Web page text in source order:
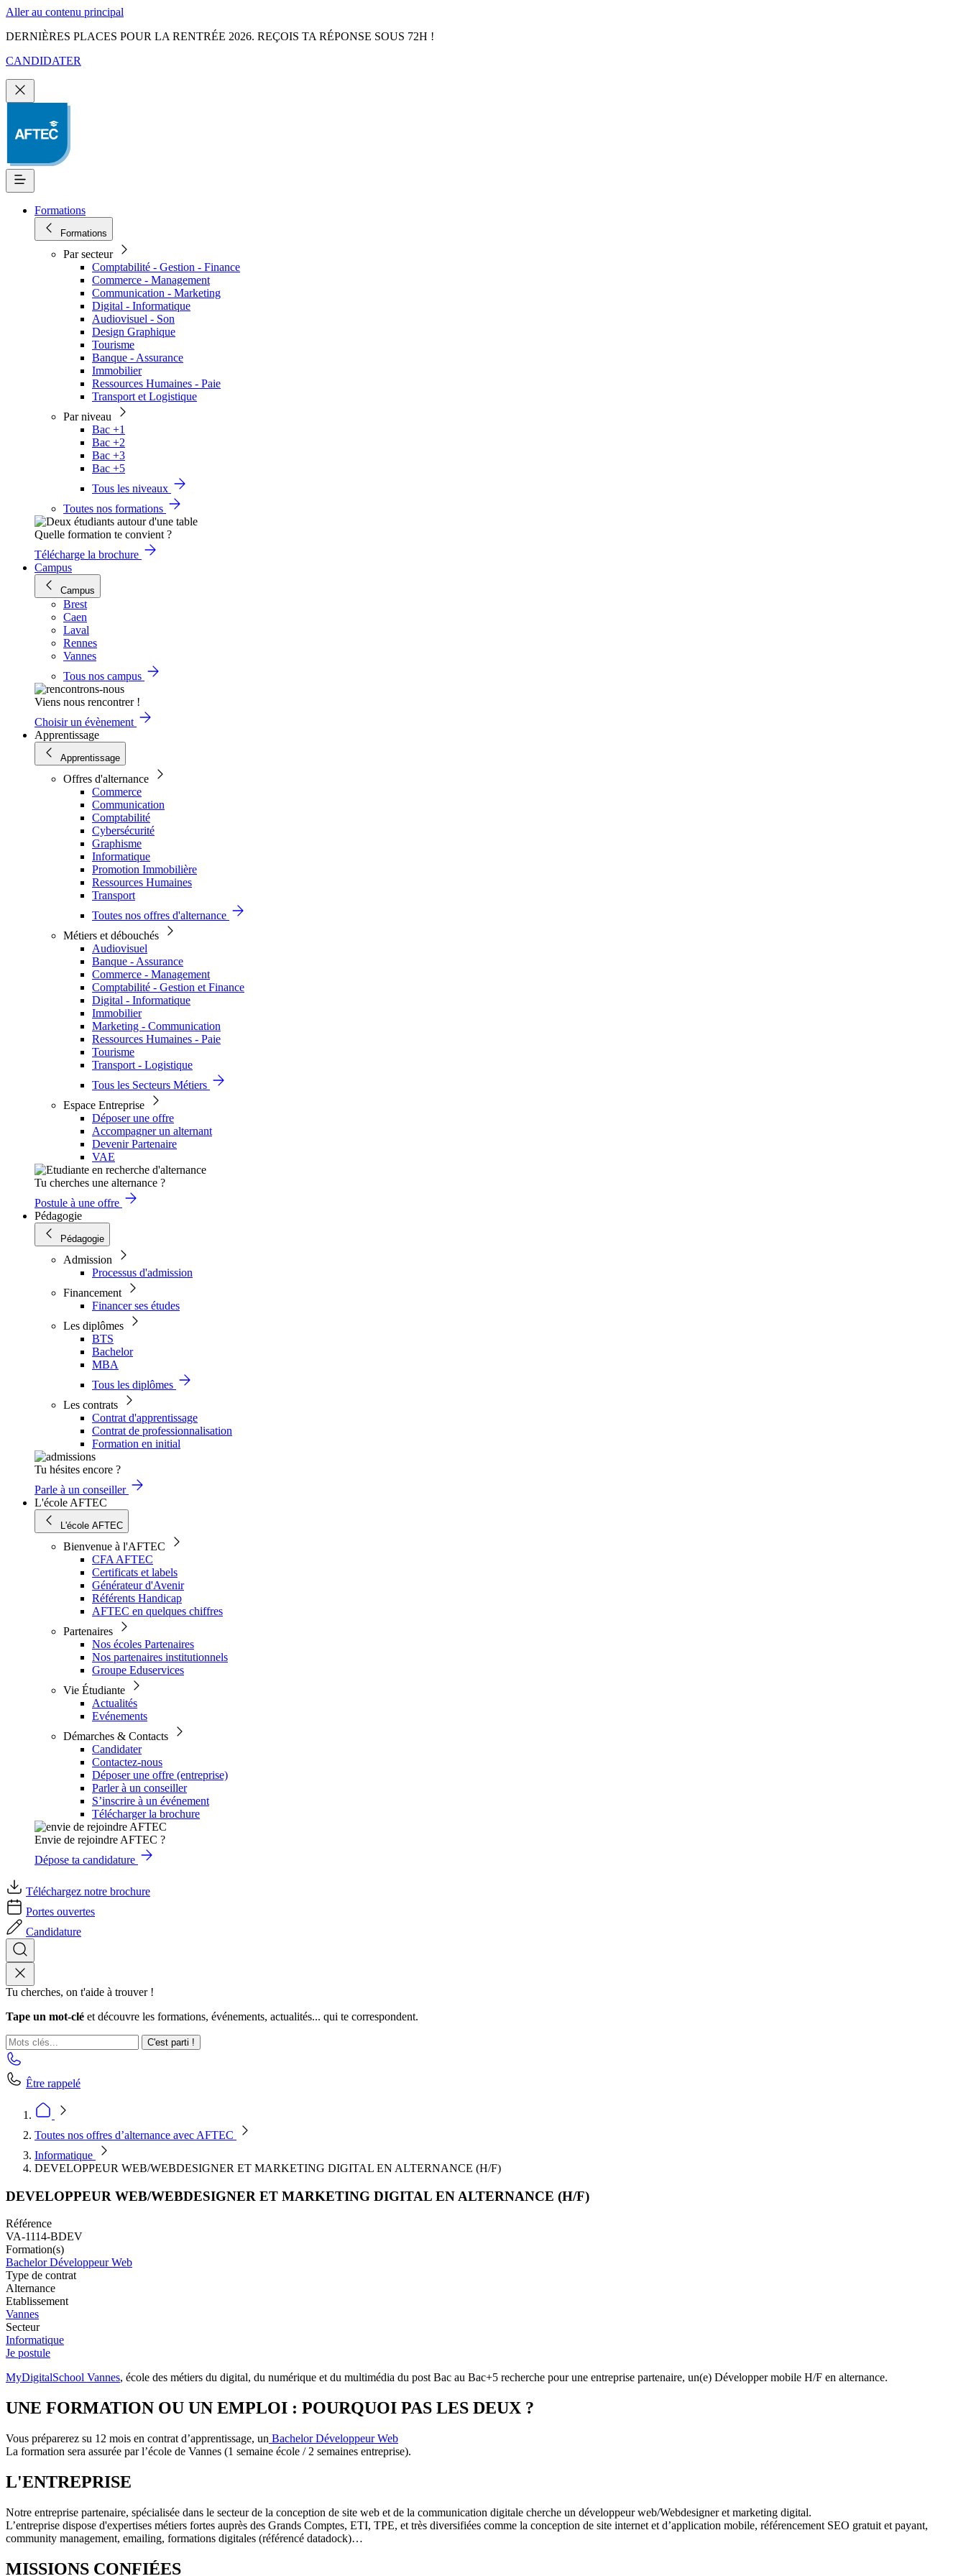
Aller au contenu principal
DERNIÈRES PLACES POUR LA RENTRÉE 2026. REÇOIS TA RÉPONSE SOUS 72H !
CANDIDATER
Formations
Formations
Par secteur
Comptabilité - Gestion - Finance
Commerce - Management
Communication - Marketing
Digital - Informatique
Audiovisuel - Son
Design Graphique
Tourisme
Banque - Assurance
Immobilier
Ressources Humaines - Paie
Transport et Logistique
Par niveau
Bac +1
Bac +2
Bac +3
Bac +5
Tous les niveaux
Toutes nos formations
Quelle formation te convient ?
Télécharge la brochure
Campus
Campus
Brest
Caen
Laval
Rennes
Vannes
Tous nos campus
Viens nous rencontrer !
Choisir un évènement
Apprentissage
Apprentissage
Offres d'alternance
Commerce
Communication
Comptabilité
Cybersécurité
Graphisme
Informatique
Promotion Immobilière
Ressources Humaines
Transport
Toutes nos offres d'alternance
Métiers et débouchés
Audiovisuel
Banque - Assurance
Commerce - Management
Comptabilité - Gestion et Finance
Digital - Informatique
Immobilier
Marketing - Communication
Ressources Humaines - Paie
Tourisme
Transport - Logistique
Tous les Secteurs Métiers
Espace Entreprise
Déposer une offre
Accompagner un alternant
Devenir Partenaire
VAE
Tu cherches une alternance ?
Postule à une offre
Pédagogie
Pédagogie
Admission
Processus d'admission
Financement
Financer ses études
Les diplômes
BTS
Bachelor
MBA
Tous les diplômes
Les contrats
Contrat d'apprentissage
Contrat de professionnalisation
Formation en initial
Tu hésites encore ?
Parle à un conseiller
L'école AFTEC
L'école AFTEC
Bienvenue à l'AFTEC
CFA AFTEC
Certificats et labels
Générateur d'Avenir
Référents Handicap
AFTEC en quelques chiffres
Partenaires
Nos écoles Partenaires
Nos partenaires institutionnels
Groupe Eduservices
Vie Étudiante
Actualités
Evénements
Démarches & Contacts
Candidater
Contactez-nous
Déposer une offre (entreprise)
Parler à un conseiller
S’inscrire à un événement
Télécharger la brochure
Envie de rejoindre AFTEC ?
Dépose ta candidature
Téléchargez notre brochure
Portes ouvertes
Candidature
Tu cherches, on t'aide à trouver !
Tape un mot-clé et découvre les formations, événements, actualités... qui te correspondent.
C'est parti !
Être rappelé
Toutes nos offres d’alternance avec AFTEC
Informatique
DEVELOPPEUR WEB/WEBDESIGNER ET MARKETING DIGITAL EN ALTERNANCE (H/F)
DEVELOPPEUR WEB/WEBDESIGNER ET MARKETING DIGITAL EN ALTERNANCE (H/F)
Référence
VA-1114-BDEV
Formation(s)
Bachelor Développeur Web
Type de contrat
Alternance
Etablissement
Vannes
Secteur
Informatique
Je postule
MyDigitalSchool Vannes, école des métiers du digital, du numérique et du multimédia du post Bac au Bac+5 recherche pour une entreprise partenaire, un(e) Développer mobile H/F en alternance.
UNE FORMATION OU UN EMPLOI : POURQUOI PAS LES DEUX ?
Vous préparerez su 12 mois en contrat d’apprentissage, un Bachelor Développeur Web
La formation sera assurée par l’école de Vannes (1 semaine école / 2 semaines entreprise).
L'ENTREPRISE
Notre entreprise partenaire, spécialisée dans le secteur de la conception de site web et de la communication digitale cherche un développeur web/Webdesigner et marketing digital.
L’entreprise dispose d'expertises métiers fortes auprès des Grands Comptes, ETI, TPE, et très diversifiées comme la conception de site internet et d’application mobile, référencement SEO gratuit et payant,
community management, emailing, formations digitales (référencé datadock)…
MISSIONS CONFIÉES